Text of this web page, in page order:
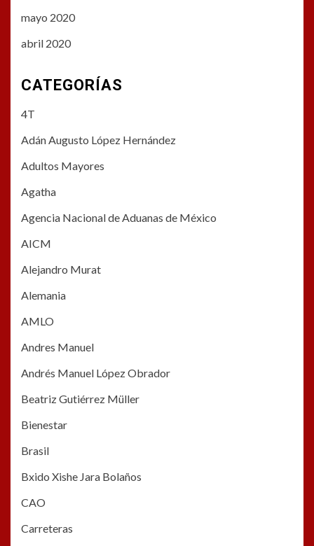
mayo 2020
abril 2020
CATEGORÍAS
4T
Adán Augusto López Hernández
Adultos Mayores
Agatha
Agencia Nacional de Aduanas de México
AICM
Alejandro Murat
Alemania
AMLO
Andres Manuel
Andrés Manuel López Obrador
Beatriz Gutiérrez Müller
Bienestar
Brasil
Bxido Xishe Jara Bolaños
CAO
Carreteras